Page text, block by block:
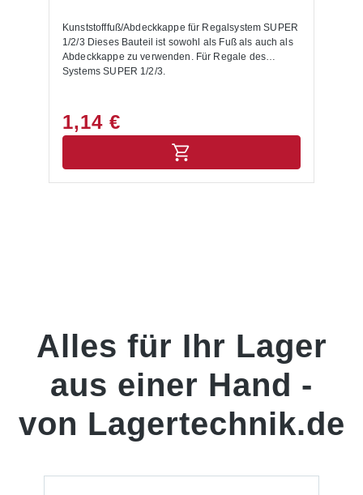
Kunststofffuß/Abdeckkappe für Regalsystem SUPER
1/2/3 Dieses Bauteil ist sowohl als Fuß als auch als
Abdeckkappe zu verwenden. Für Regale des
Systems SUPER 1/2/3.
1,14 €
Alles für Ihr Lager
aus einer Hand -
von Lagertechnik.de